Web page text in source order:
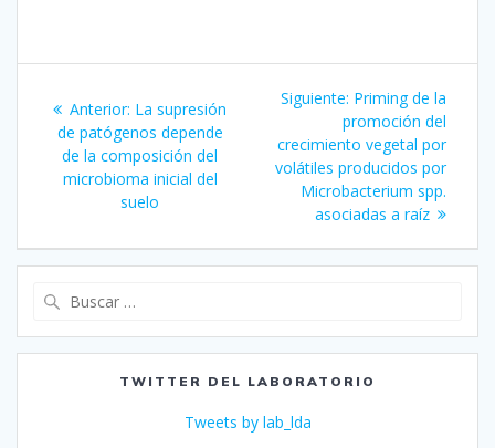
de
entradas
Anterior: Entrada
anterior:
La supresión
de patógenos depende
de la composición del
microbioma inicial del
suelo
Siguiente: Siguiente
entrada:
Priming de la
promoción del
crecimiento vegetal por
volátiles producidos por
Microbacterium spp.
asociadas a raíz
TWITTER DEL LABORATORIO
Tweets by lab_lda